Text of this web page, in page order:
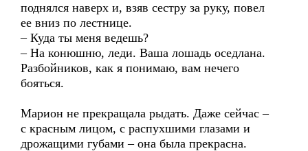
поднялся наверх и, взяв сестру за руку, повел
ее вниз по лестнице.
– Куда ты меня ведешь?
– На конюшню, леди. Ваша лошадь оседлана.
Разбойников, как я понимаю, вам нечего
бояться.
Марион не прекращала рыдать. Даже сейчас –
с красным лицом, с распухшими глазами и
дрожащими губами – она была прекрасна.